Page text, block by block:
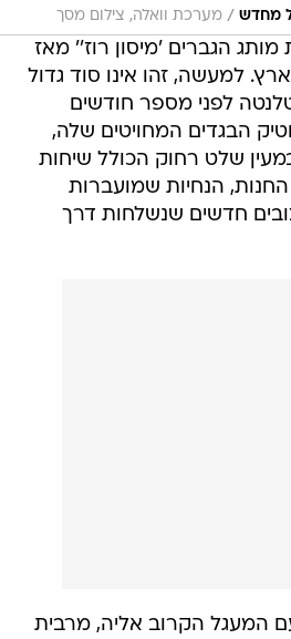
מחדש / מערכת וואלה, צילום מסך
הגברים 'מיסון רוז'' מאז
בארץ. למעשה, זהו אינו סוד גדול
לפני מספר חודשים
הבגדים המחויטים שלה,
שלט רחוק הכולל שיחות
החנות, הנחיות שמועברות
חדשים שנשלחות דרך
המעגל הקרוב אליה, מרבית